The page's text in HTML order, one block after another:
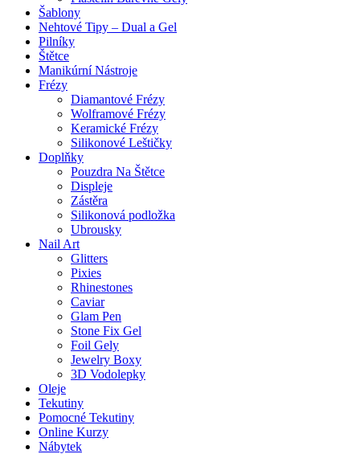
Šablony
Nehtové Tipy – Dual a Gel
Pilníky
Štětce
Manikúrní Nástroje
Frézy
Diamantové Frézy
Wolframové Frézy
Keramické Frézy
Silikonové Leštičky
Doplňky
Pouzdra Na Štětce
Displeje
Zástěra
Silikonová podložka
Ubrousky
Nail Art
Glitters
Pixies
Rhinestones
Caviar
Glam Pen
Stone Fix Gel
Foil Gely
Jewelry Boxy
3D Vodolepky
Oleje
Tekutiny
Pomocné Tekutiny
Online Kurzy
Nábytek